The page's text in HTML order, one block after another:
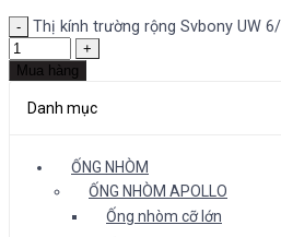
Thị kính trường rộng Svbony UW
Mua hàng
Danh mục
ỐNG NHÒM
ỐNG NHÒM APOLLO
Ống nhòm cỡ lớn